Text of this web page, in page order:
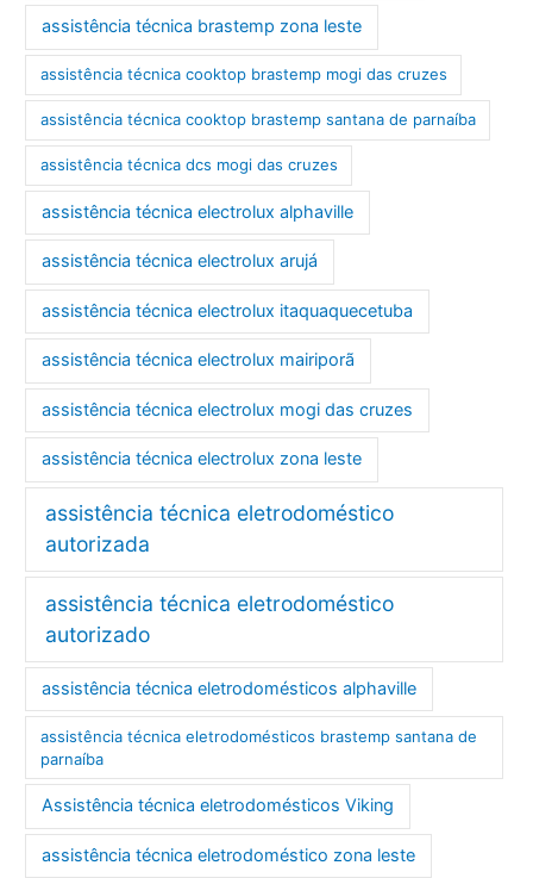
assistência técnica brastemp zona leste
assistência técnica cooktop brastemp mogi das cruzes
assistência técnica cooktop brastemp santana de parnaíba
assistência técnica dcs mogi das cruzes
assistência técnica electrolux alphaville
assistência técnica electrolux arujá
assistência técnica electrolux itaquaquecetuba
assistência técnica electrolux mairiporã
assistência técnica electrolux mogi das cruzes
assistência técnica electrolux zona leste
assistência técnica eletrodoméstico
autorizada
assistência técnica eletrodoméstico
autorizado
assistência técnica eletrodomésticos alphaville
assistência técnica eletrodomésticos brastemp santana de
parnaíba
Assistência técnica eletrodomésticos Viking
assistência técnica eletrodoméstico zona leste